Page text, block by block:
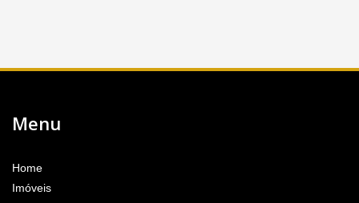
Menu
Home
Imóveis